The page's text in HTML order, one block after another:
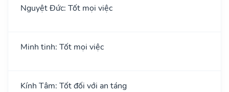
Nguyệt Đức: Tốt mọi việc
Minh tinh: Tốt mọi việc
Kính Tâm: Tốt đối với an táng